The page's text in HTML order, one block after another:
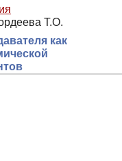
Т.О.
как